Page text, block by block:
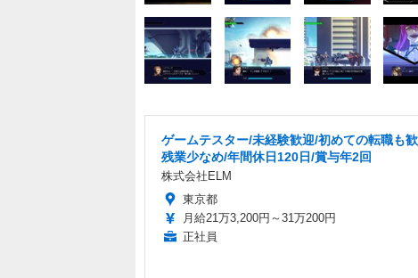
ゲームテスター/未経験歓迎/初めての転職も
残業少なめ/年間休日120日/賞与年2回
株式会社ELM
東京都
月給21万3,200円～31万200円
正社員